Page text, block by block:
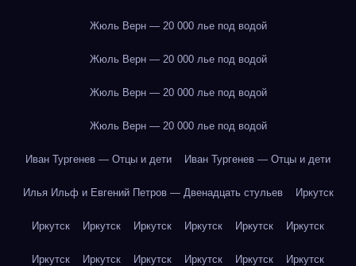
Жюль Верн — 20 000 лье под водой
Жюль Верн — 20 000 лье под водой
Жюль Верн — 20 000 лье под водой
Жюль Верн — 20 000 лье под водой
Иван Тургенев — Отцы и дети Иван Тургенев — Отцы и дети
Илья Ильф и Евгений Петров — Двенадцать стульев Иркутск
Иркутск Иркутск Иркутск Иркутск Иркутск Иркутск
Иркутск Иркутск Иркутск Иркутск Иркутск Иркутск